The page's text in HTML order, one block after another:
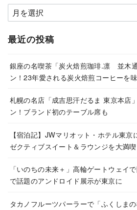
ア
ー
カ
ブ
最近の投稿
銀座の名喫茶「炭火焙煎珈琲.凛 並木
ン！23年愛される炭火焙煎コーヒーを
札幌の名店「成吉思汗だるま 東京本店
ン！ブランド初のテーブル席も
【宿泊記】JWマリオット・ホテル東
ゼクティブスイート＆ラウンジを大満喫
「いのちの未来＋」高輪ゲートウェイ
で話題のアンドロイド展示が東京に
タカノフルーツパーラーで「ふくしま